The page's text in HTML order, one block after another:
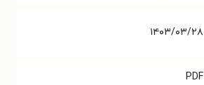
۱۴۰۳/۰۳/۲۸
PDF